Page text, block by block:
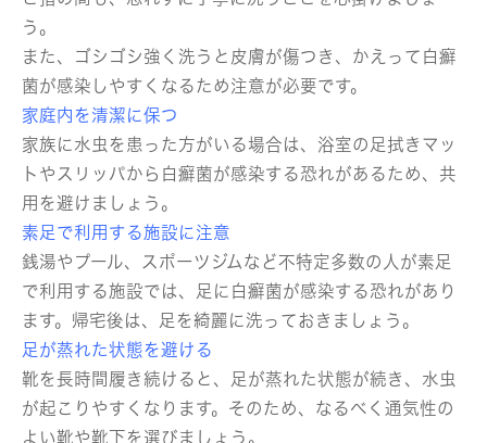
う。
また、ゴシゴシ強く洗うと皮膚が傷つき、かえって白癬
菌が感染しやすくなるため注意が必要です。
家庭内を清潔に保つ
家族に水虫を患った方がいる場合は、浴室の足拭きマッ
トやスリッパから白癬菌が感染する恐れがあるため、共
用を避けましょう。
素足で利用する施設に注意
銭湯やプール、スポーツジムなど不特定多数の人が素足
で利用する施設では、足に白癬菌が感染する恐れがあり
ます。帰宅後は、足を綺麗に洗っておきましょう。
足が蒸れた状態を避ける
靴を長時間履き続けると、足が蒸れた状態が続き、水虫
が起こりやすくなります。そのため、なるべく通気性の
よい靴や靴下を選びましょう。